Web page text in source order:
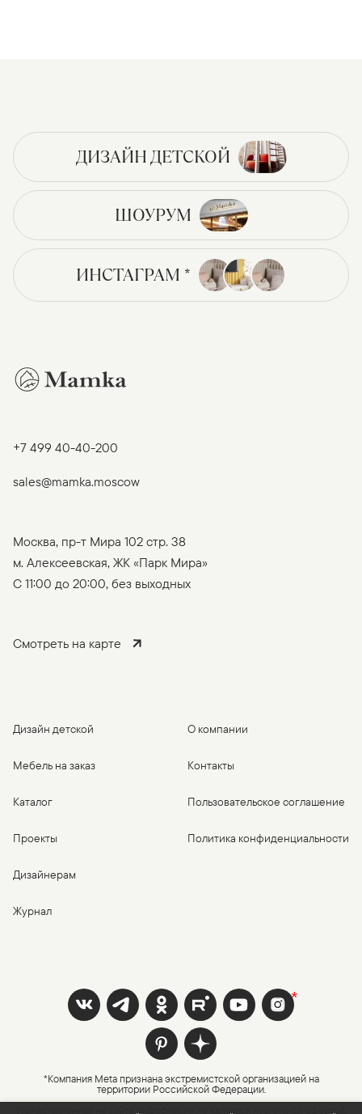
ДИЗАЙН ДЕТСКОЙ
ШОУРУМ
ИНСТАГРАМ *
+7 499 40-40-200
sales@mamka.moscow
Москва, пр-т Мира 102 стр. 38
м. Алексеевская, ЖК «Парк Мира»
C 11:00 до 20:00, без выходных
Смотреть на карте
Дизайн детской
Мебель на заказ
Каталог
Проекты
Дизайнерам
Журнал
О компании
Контакты
Пользовательское соглашение
Политика конфиденциальности
*Компания Meta признана экстремистской организацией на
территории Российской Федерации.